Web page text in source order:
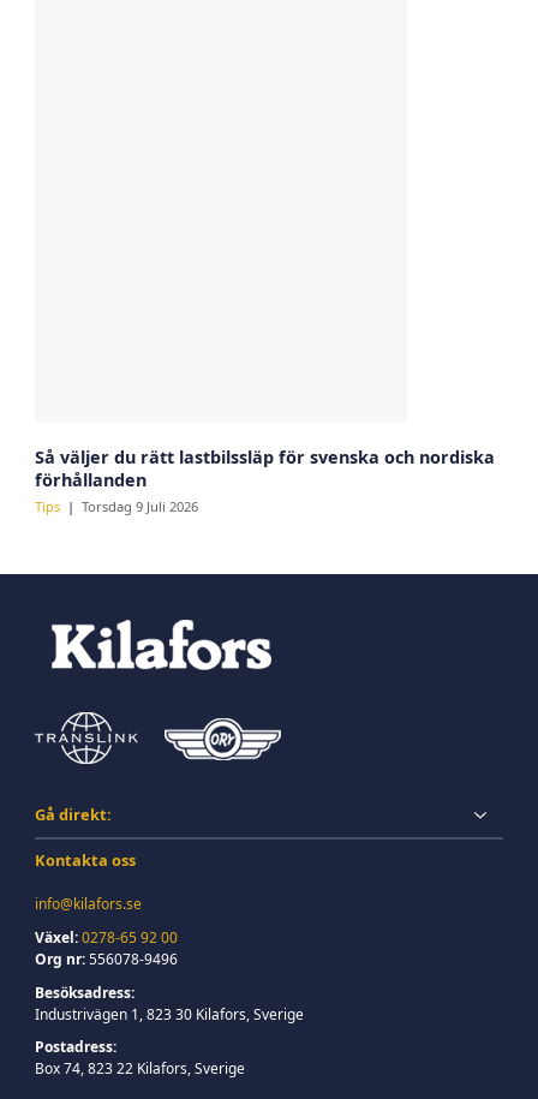
Så väljer du rätt lastbilssläp för svenska och nordiska
förhållanden
Tips Torsdag 9 Juli 2026
Gå direkt:
Kontakta oss
info@kilafors.se
Växel:0278-65 92 00
Org nr:556078-9496
Besöksadress:
Industrivägen 1, 823 30 Kilafors, Sverige
Postadress:
Box 74, 823 22 Kilafors, Sverige